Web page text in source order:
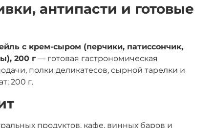
антипасти и готовые
с крем-сыром (перчики, патиссончик,
200 г — готовая гастрономическая
полки деликатесов, сырной тарелки и
200 г.
продуктов, кафе, винных баров и